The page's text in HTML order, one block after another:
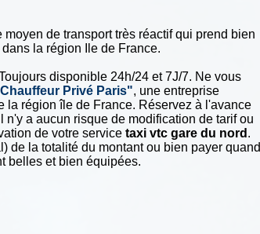
moyen de transport très réactif qui prend bien
la région Ile de France.
disponible 24h/24 et 7J/7. Ne vous
Privé Paris", une entreprise
la région île de France. Réservez à l'avance
a aucun risque de modification de tarif ou
de votre service taxi vtc gare du nord .
de la totalité du montant ou bien payer quand
belles et bien équipées.